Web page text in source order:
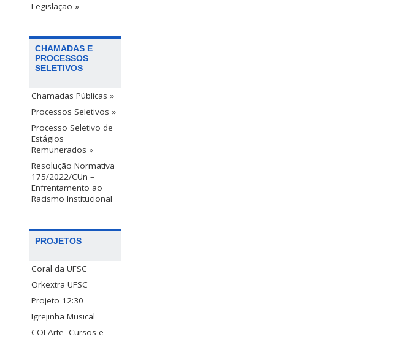
Legislação »
CHAMADAS E
PROCESSOS
SELETIVOS
Chamadas Públicas »
Processos Seletivos »
Processo Seletivo de
Estágios
Remunerados »
Resolução Normativa
175/2022/CUn –
Enfrentamento ao
Racismo Institucional
PROJETOS
Coral da UFSC
Orkextra UFSC
Projeto 12:30
Igrejinha Musical
COLArte -Cursos e